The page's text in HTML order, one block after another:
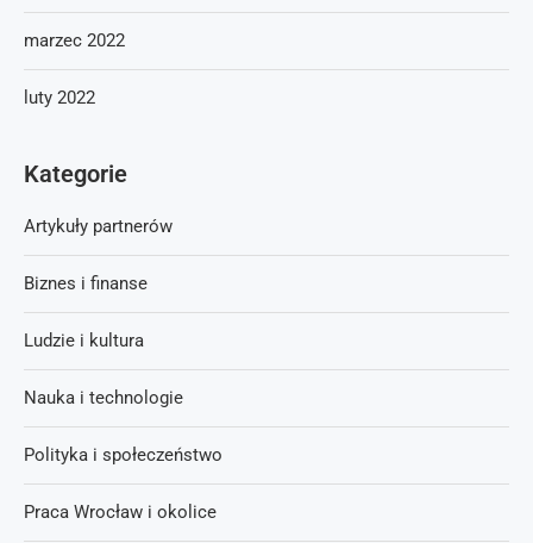
marzec 2022
luty 2022
Kategorie
Artykuły partnerów
Biznes i finanse
Ludzie i kultura
Nauka i technologie
Polityka i społeczeństwo
Praca Wrocław i okolice